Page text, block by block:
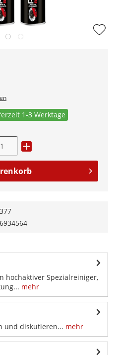
1-3 Werktage
hochaktiver Spezialreiniger,
mehr
und diskutieren... mehr